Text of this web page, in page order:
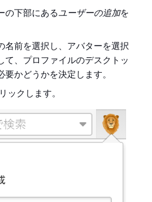
の下部にあるユーザーの追加を
名前を選択し、アバターを選択
て、プロファイルのデスクトッ
かどうかを決定します。
ックします。